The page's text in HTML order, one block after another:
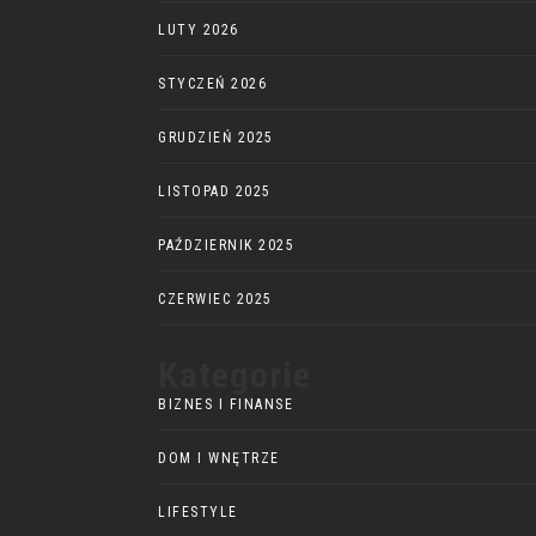
LUTY 2026
STYCZEŃ 2026
GRUDZIEŃ 2025
LISTOPAD 2025
PAŹDZIERNIK 2025
CZERWIEC 2025
BIZNES I FINANSE
DOM I WNĘTRZE
LIFESTYLE